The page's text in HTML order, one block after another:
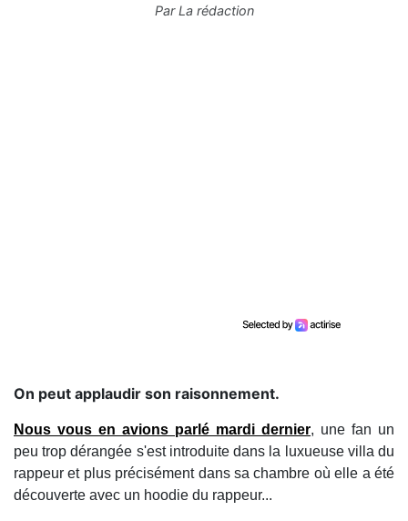
ParLa rédaction
On peut applaudir son raisonnement.
Nous vous en avions parlé mardi dernier, une fan un
peu trop dérangée s'est introduite dans la luxueuse villa du
rappeur et plus précisément dans sa chambre où elle a été
découverte avec un hoodie du rappeur...